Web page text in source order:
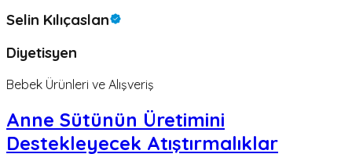
Selin Kılıçaslan
Diyetisyen
Bebek Ürünleri ve Alışveriş
Anne Sütünün Üretimini
Destekleyecek Atıştırmalıklar